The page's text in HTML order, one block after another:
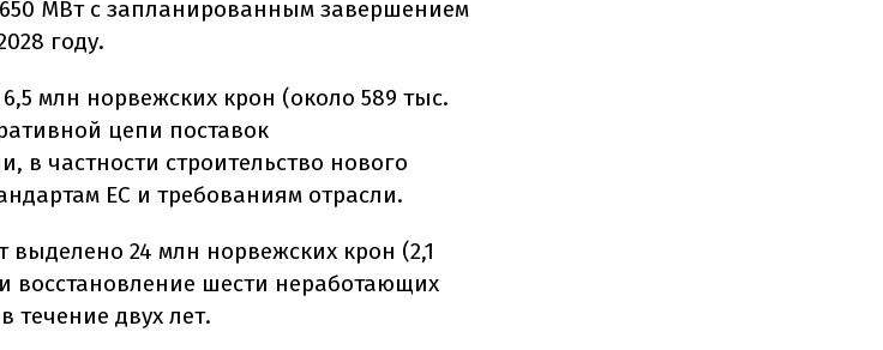
МВт с запланированным завершением
году.
млн норвежских крон (около 589 тыс.
цепи поставок
в частности строительство нового
ЕС и требованиям отрасли.
выделено 24 млн норвежских крон (2,1
восстановление шести неработающих
течение двух лет.